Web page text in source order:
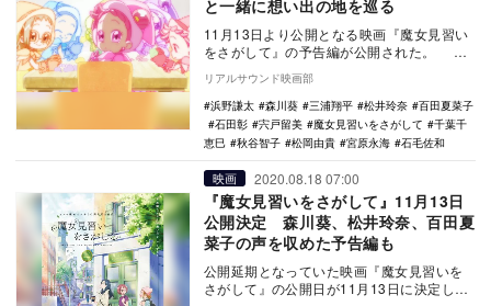
と一緒に想い出の地を巡る
11月13日より公開となる映画『魔女見習い
をさがして』の予告編が公開された。
1999年から4年間に渡りオリジナルTVアニ
メ…
リアルサウンド映画部
浜野謙太
森川葵 三浦翔平 松井玲奈
百田夏菜子
石田彰
宍戸留美 魔女見習いをさがして
千葉千
恵巳
秋谷智子 松岡由貴 宮原永海 石毛佐和
映画 2020.08.18 07:00
『魔女見習いをさがして』11月13日
公開決定 森川葵、松井玲奈、百田夏
菜子の声を収めた予告編も
公開延期となっていた映画『魔女見習いを
さがして』の公開日が11月13日に決定し、